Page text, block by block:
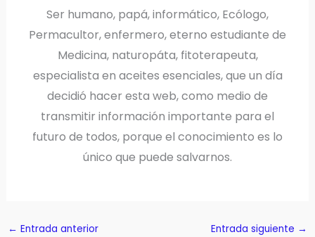
Ser humano, papá, informático, Ecólogo,
Permacultor, enfermero, eterno estudiante de
Medicina, naturopáta, fitoterapeuta,
especialista en aceites esenciales, que un día
decidió hacer esta web, como medio de
transmitir información importante para el
futuro de todos, porque el conocimiento es lo
único que puede salvarnos.
← Entrada anterior Entrada siguiente →